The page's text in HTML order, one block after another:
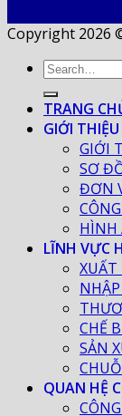
Copyright 2026
TRANG
GIỚI THIỆU
GIỚI
SƠ
ĐƠN
HÌNH
LĨNH VỰC
XUẤT
CHẾ
SẢN
QUAN HỆ